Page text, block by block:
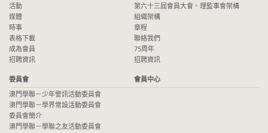
活動
媒體
時事
表格下載
成為會員
招聘資訊
第六十三屆會員大會、理監事會架構
組織架構
章程
聯絡我們
75周年
招聘資訊
委員會
澳門學聯－少年警訊活動委員會
澳門學聯－學界常設活動委員會
委員會簡介
澳門學聯－學聯之友活動委員會
會員中心